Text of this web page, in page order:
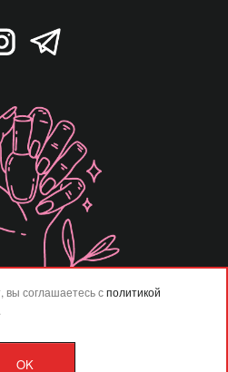
вы соглашаетесь сполитикой
OK